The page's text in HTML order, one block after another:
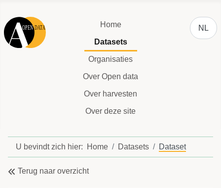
Home
Datasets
Organisaties
Over Open data
Over harvesten
Over deze site
NL
U bevindt zich hier: Home Datasets Dataset
Terug naar overzicht